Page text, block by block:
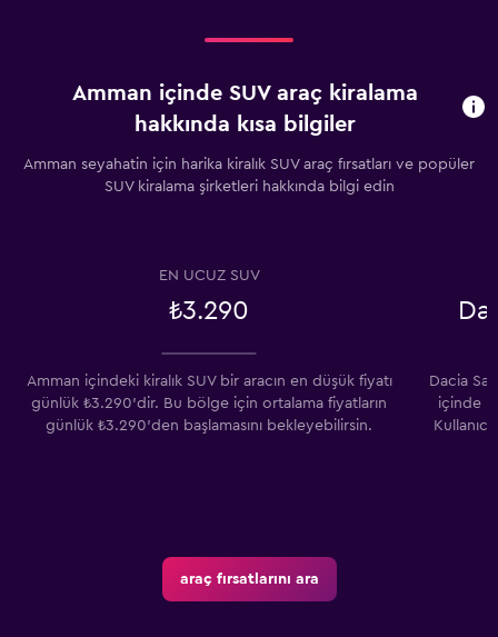
Amman içinde SUV araç kiralama
hakkında kısa bilgiler
Amman seyahatin için harika kiralık SUV araç fırsatları ve popüler
SUV kiralama şirketleri hakkında bilgi edin
EN UCUZ SUV
₺3.290
Amman içindeki kiralık SUV bir aracın en düşük fiyatı
günlük ₺3.290'dir. Bu bölge için ortalama fiyatların
günlük ₺3.290'den başlamasını bekleyebilirsin.
Dacia
içinde
araç fırsatlarını ara